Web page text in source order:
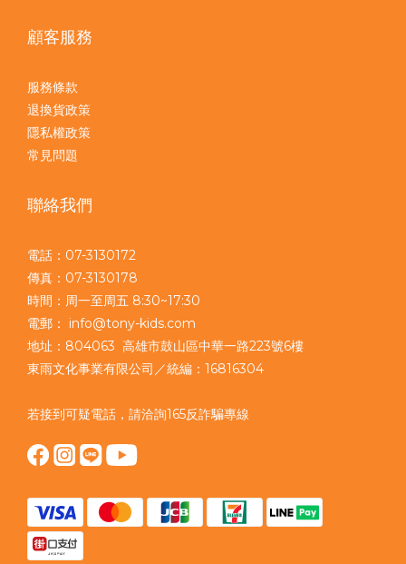
顧客服務
服務條款
退換貨政策
隱私權政策
常見問題
聯絡我們
電話：07-3130172
傳真：07-3130178
時間：周一至周五 8:30~17:30
電郵： info@tony-kids.com
地址：804063 高雄市鼓山區中華一路223號6樓
東雨文化事業有限公司／統編：16816304
若接到可疑電話，請洽詢165反詐騙專線